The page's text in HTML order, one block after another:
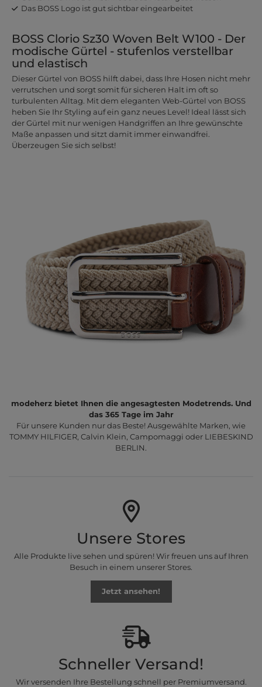
Das BOSS Logo ist gut sichtbar eingearbeitet
BOSS Clorio Sz30 Woven Belt W100 - Der
modische Gürtel - stufenlos verstellbar
und elastisch
Dieser Gürtel von BOSS hilft dabei, dass Ihre Hosen nicht mehr
verrutschen und sorgt somit für sicheren Halt im oft so
turbulenten Alltag. Mit dem eleganten Web-Gürtel von BOSS
heben Sie Ihr Styling auf ein ganz neues Level! Ideal lässt sich
der Gürtel mit nur wenigen Handgriffen an Ihre gewünschte
Maße anpassen und sitzt damit immer einwandfrei.
Überzeugen Sie sich selbst!
modeherz bietet Ihnen die angesagtesten Modetrends. Und
das 365 Tage im Jahr
Für unsere Kunden nur das Beste! Ausgewählte Marken, wie
TOMMY HILFIGER, Calvin Klein, Campomaggi oder LIEBESKIND
BERLIN.
Unsere Stores
Alle Produkte live sehen und spüren! Wir freuen uns auf Ihren
Besuch in einem unserer Stores.
Jetzt ansehen!
Schneller Versand!
Wir versenden Ihre Bestellung schnell per Premiumversand.